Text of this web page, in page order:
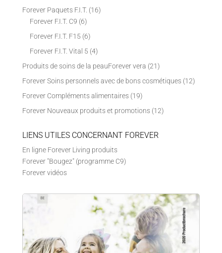
Forever Paquets F.I.T. (16)
Forever F.I.T. C9 (6)
Forever F.I.T. F15 (6)
Forever F.I.T. Vital 5 (4)
Produits de soins de la peauForever vera (21)
Forever Soins personnels avec de bons cosmétiques (12)
Forever Compléments alimentaires (19)
Forever Nouveaux produits et promotions (12)
LIENS UTILES CONCERNANT FOREVER
En ligne Forever Living produits
Forever "Bougez" (programme C9)
Forever vidéos